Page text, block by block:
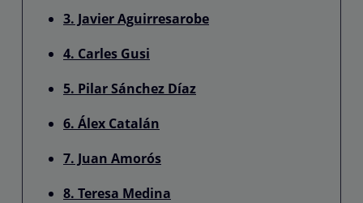
3. Javier Aguirresarobe
4. Carles Gusi
5. Pilar Sánchez Díaz
6. Álex Catalán
7. Juan Amorós
8. Teresa Medina